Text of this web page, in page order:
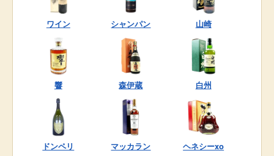
ワイン シャンパン 山崎
響 森伊蔵 白州
ドンペリ マッカラン ヘネシーxo